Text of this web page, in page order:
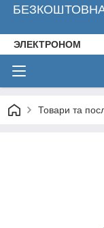
ЭЛЕКТРОНОМ
Товари та